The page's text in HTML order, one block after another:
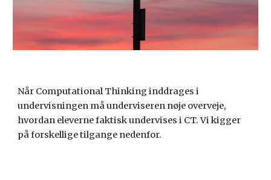
Når Computational Thinking inddrages i
undervisningen må underviseren nøje overveje,
hvordan eleverne faktisk undervises i CT. Vi kigger
på forskellige tilgange nedenfor.